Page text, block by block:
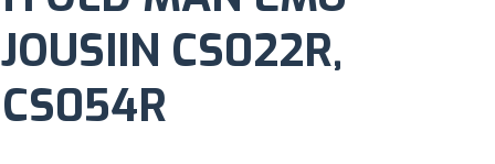
CS022R,